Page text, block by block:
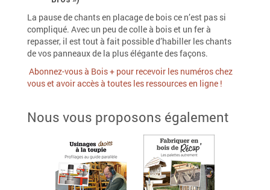
La pause de chants en placage de bois ce n’est pas si
compliqué. Avec un peu de colle à bois et un fer à
repasser, il est tout à fait possible d’habiller les chants
de vos panneaux de la plus élégante des façons.
Abonnez-vous à Bois + pour recevoir les numéros chez
vous et avoir accès à toutes les ressources en ligne !
Nous vous proposons également